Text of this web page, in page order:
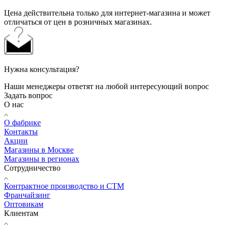
Цена действительна только для интернет-магазина и может
отличаться от цен в розничных магазинах.
Нужна консультация?
Наши менеджеры ответят на любой интересующий вопрос
Задать вопрос
О нас
О фабрике
Контакты
Акции
Магазины в Москве
Магазины в регионах
Сотрудничество
Контрактное производство и СТМ
Франчайзинг
Оптовикам
Клиентам